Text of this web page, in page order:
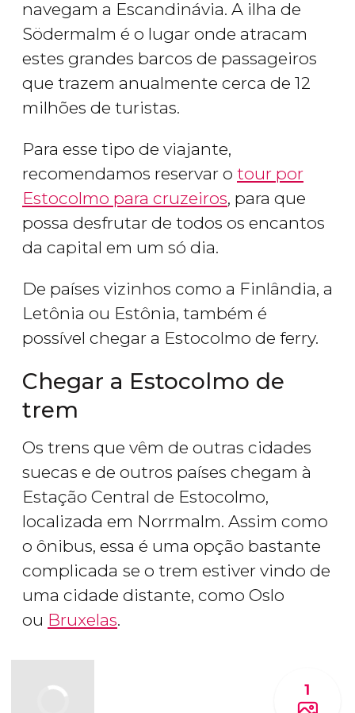
navegam a Escandinávia. A ilha de
Södermalm é o lugar onde atracam
estes grandes barcos de passageiros
que trazem anualmente cerca de 12
milhões de turistas.
Para esse tipo de viajante,
recomendamos reservar o tour por
Estocolmo para cruzeiros, para que
possa desfrutar de todos os encantos
da capital em um só dia.
De países vizinhos como a Finlândia, a
Letônia ou Estônia, também é
possível chegar a Estocolmo de ferry.
Chegar a Estocolmo de
trem
Os trens que vêm de outras cidades
suecas e de outros países chegam à
Estação Central de Estocolmo,
localizada em Norrmalm. Assim como
o ônibus, essa é uma opção bastante
complicada se o trem estiver vindo de
uma cidade distante, como Oslo
ou Bruxelas.
1